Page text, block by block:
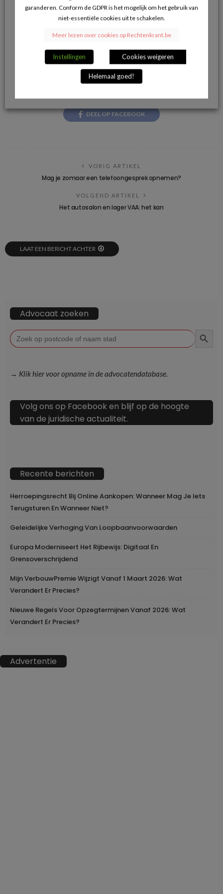
horeca pensioen
DEEL OP FACEBOOK
VORIG ARTIKEL
Mag je zomaar een telefoongesprek opnemen?
VOLGEND ARTIKEL
Het autosalon en lager VAA: het kan
LAAT EEN BERICHT ACHTER
Advocaat zoeken
Zoek
naar:
→ Klik hier voor opname in de advocatendatabase.
Volg ons op Facebook en blijf op de hoogte
van de juridische actualiteit.
Recente berichten
Herroepingsrecht Bij Online Aankopen: Wanneer Mag Je Iets
Terugsturen En Wanneer Niet?
Geleidelijke Verhoging Van Loopbaanvoorwaarden
Europa Moderniseert Het Rijbewijs: Digitaal En
Grensoverschrijdend
Mijn VerbouwPremie Wijzigt Vanaf 1 Maart 2026: Wat
Verandert Er Precies?
Nieuwe Regels Voor Opzegtermijnen Vanaf 2026: Wat
Verandert Er Precies?
Advertentie
garanderen. Conform de GDPR is het mogelijk om het gebruik van
niet-essentiële cookies uit te schakelen.
Meer lezen over cookies op Rechtenkrant.be
Instellingen Cookies weigeren
Helemaal goed!